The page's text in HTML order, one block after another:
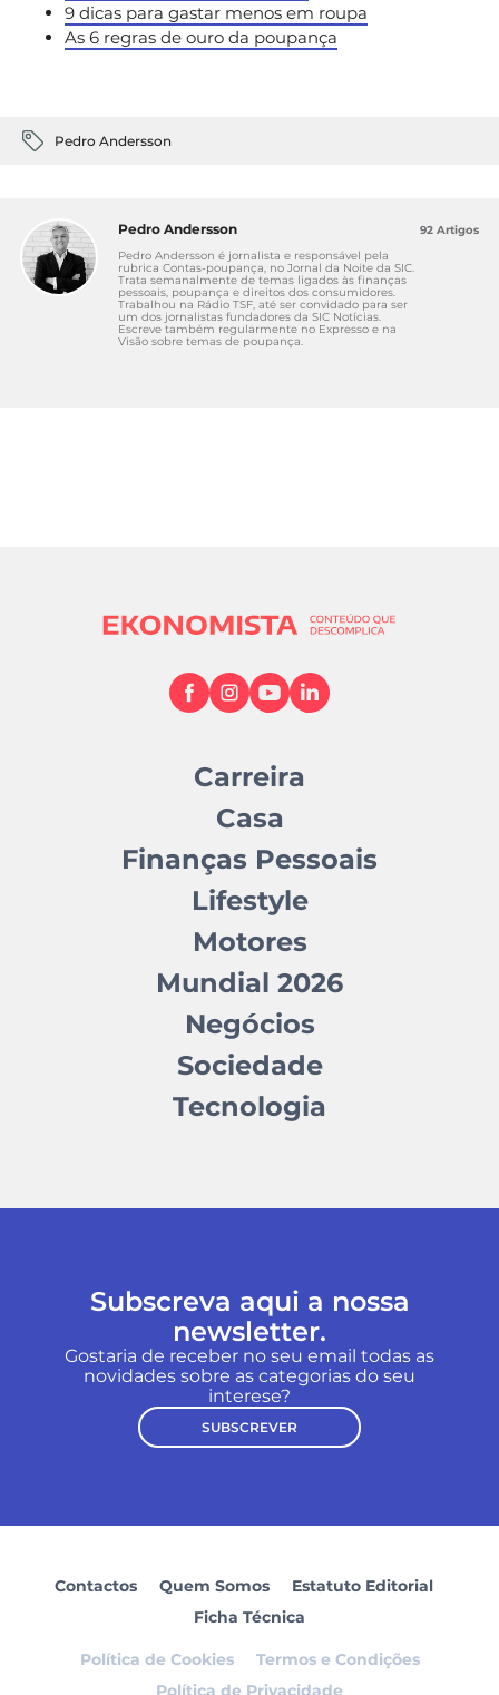
9 dicas para gastar menos em roupa
As 6 regras de ouro da poupança
Pedro Andersson
Pedro Andersson
Pedro Andersson é jornalista e responsável pela
rubrica Contas-poupança, no Jornal da Noite da SIC.
Trata semanalmente de temas ligados às finanças
pessoais, poupança e direitos dos consumidores.
Trabalhou na Rádio TSF, até ser convidado para ser
um dos jornalistas fundadores da SIC Notícias.
Escreve também regularmente no Expresso e na
Visão sobre temas de poupança.
92 Artigos
Carreira
Casa
Finanças Pessoais
Lifestyle
Motores
Mundial 2026
Negócios
Sociedade
Tecnologia
Subscreva aqui a nossa
newsletter.
Gostaria de receber no seu email todas as
novidades sobre as categorias do seu
interese?
SUBSCREVER
Contactos Quem Somos
Estatuto Editorial
Ficha Técnica
Política de Cookies
Termos e Condições
Política de Privacidade